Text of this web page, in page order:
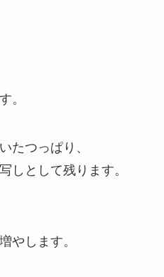
。
たつっぱり、
しとして残ります。
やします。